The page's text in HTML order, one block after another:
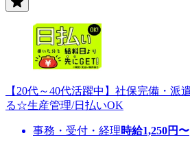
【20代～40代活躍中】社保完備・
る☆生産管理/日払いOK
事務・受付・経理時給1,250円〜